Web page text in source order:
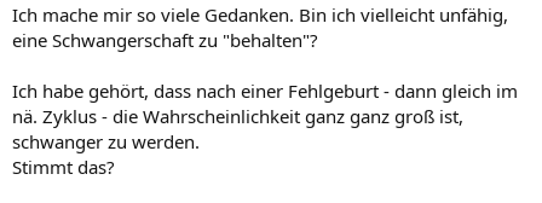
Ich mache mir so viele Gedanken. Bin ich vielleicht unfähig,
eine Schwangerschaft zu "behalten"?
Ich habe gehört, dass nach einer Fehlgeburt - dann gleich im
nä. Zyklus - die Wahrscheinlichkeit ganz ganz groß ist,
schwanger zu werden.
Stimmt das?